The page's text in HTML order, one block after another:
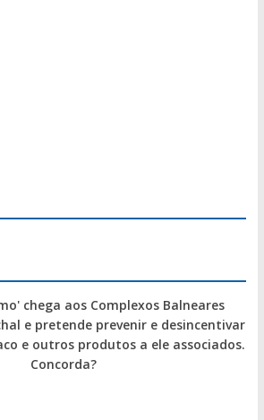
chega aos Complexos Balneares
e pretende prevenir e desincentivar
e outros produtos a ele associados.
Concorda?